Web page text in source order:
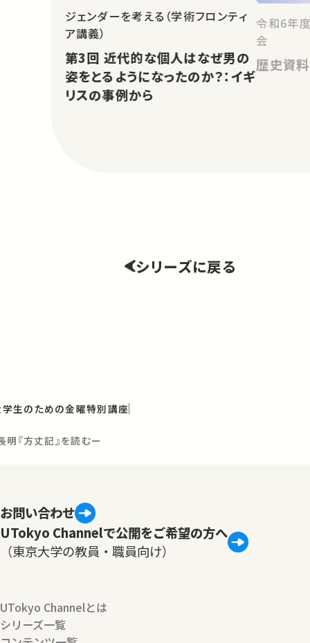
ジェンダーを考える（学術フロンティ
ア講義）
第3回 近代的な個人はなぜ男の
姿をとるようになったのか？：イギ
リスの事例から
令和6年
会
歴史資
シリーズに戻る
生のための金曜特別講座
『方丈記』を読むー
お問い合わせ
UTokyo Channelで公開をご希望の方へ
（東京大学の教員・職員向け）
UTokyo Channelとは
シリーズ一覧